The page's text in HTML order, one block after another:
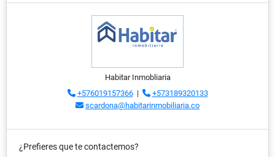
Habitar Inmobliaria
+576019157366|
+573189320133
scardona@habitarinmobiliaria.co
¿Prefieres que te contactemos?